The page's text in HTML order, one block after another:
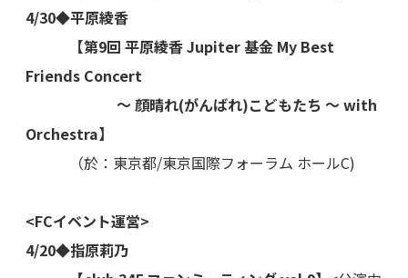
4/30◆平原綾香
【第9回 平原綾香 Jupiter 基金 My Best
Friends Concert
～ 顔晴れ(がんばれ)こどもたち ～ with
Orchestra】
（於：東京都/東京国際フォーラム ホールC)
<FCイベント運営>
4/20◆指原莉乃